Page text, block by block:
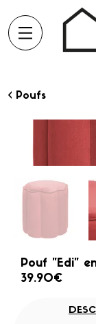
< Poufs
Pouf "Edi"
39.90€